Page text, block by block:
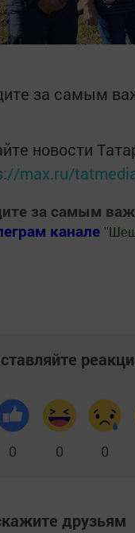
за самым
новости
max.ru/
за самым
канале "
0 0 0
друзьям